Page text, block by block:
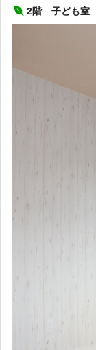
2階 子ども室